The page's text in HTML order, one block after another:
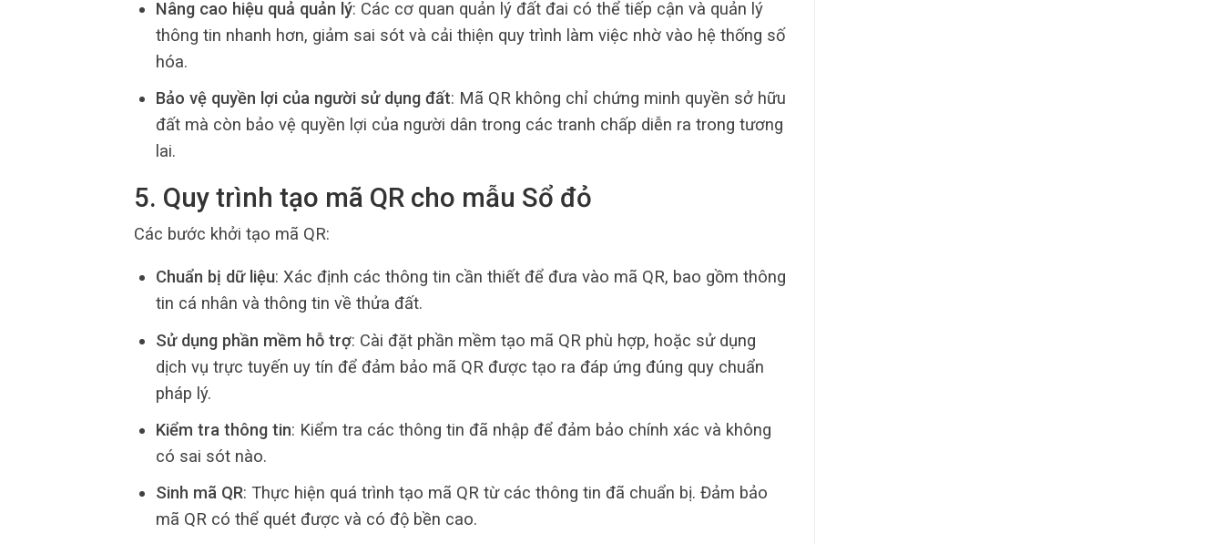
Nâng cao hiệu quả quản lý: Các cơ quan quản lý đất đai có thể tiếp cận và quản lý
thông tin nhanh hơn, giảm sai sót và cải thiện quy trình làm việc nhờ vào hệ thống số
hóa.
Bảo vệ quyền lợi của người sử dụng đất: Mã QR không chỉ chứng minh quyền sở hữu
đất mà còn bảo vệ quyền lợi của người dân trong các tranh chấp diễn ra trong tương
lai.
5. Quy trình tạo mã QR cho mẫu Sổ đỏ
Các bước khởi tạo mã QR:
Chuẩn bị dữ liệu: Xác định các thông tin cần thiết để đưa vào mã QR, bao gồm thông
tin cá nhân và thông tin về thửa đất.
Sử dụng phần mềm hỗ trợ: Cài đặt phần mềm tạo mã QR phù hợp, hoặc sử dụng
dịch vụ trực tuyến uy tín để đảm bảo mã QR được tạo ra đáp ứng đúng quy chuẩn
pháp lý.
Kiểm tra thông tin: Kiểm tra các thông tin đã nhập để đảm bảo chính xác và không
có sai sót nào.
Sinh mã QR: Thực hiện quá trình tạo mã QR từ các thông tin đã chuẩn bị. Đảm bảo
mã QR có thể quét được và có độ bền cao.